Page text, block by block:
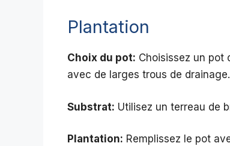
Plantation
Choix du pot: Choisissez un pot
avec de larges trous de drainage.
Substrat: Utilisez un terreau de
Plantation: Remplissez le pot